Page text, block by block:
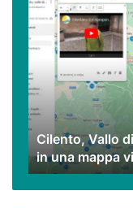
Vallo
di
Diano
ed
Alburni
(e
dintorni)
una
mappa
virtuale
Cilento, Vallo
in una mappa